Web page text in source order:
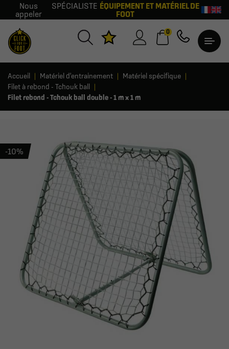
Nous
appeler
SPÉCIALISTE ÉQUIPEMENT ET MATÉRIEL DE
FOOT
0
Accueil Matériel d'entrainement
Matériel spécifique
Filet à rebond - Tchouk ball
Filet rebond - Tchouk ball double - 1 m x 1 m
-10%